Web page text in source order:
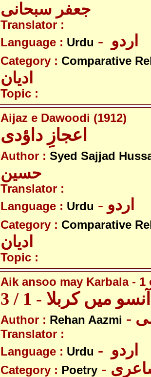
جعفر سبحانی
Translator :
Language : Urdu
Category : Comparative
ادیان
Topic :
Aijaz e Dawoodi (1912)
اعجازِ داؤدی
Author : Syed Sajjad
حسین
Translator :
Language : Urdu - اردو
Category : Comparative
ادیان
Topic :
Aik ansoo may Karbala - 1
میں کربلا - 1 / 3
Author : Rehan Aazmi
Translator :
Language : Urdu
Category : Poetry